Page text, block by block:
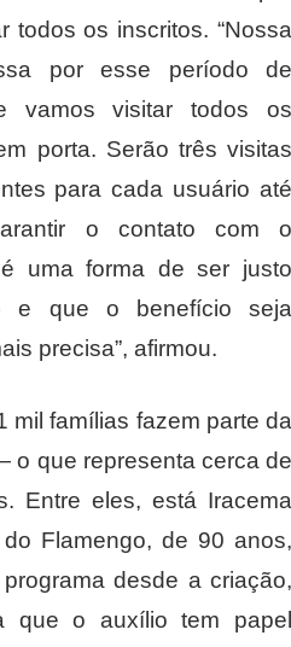
todos os inscritos. “Nossa
por esse período de
vamos visitar todos os
porta. Serão três visitas
para cada usuário até
o contato com o
uma forma de ser justo
e que o benefício seja
precisa”, afirmou.
mil famílias fazem parte da
o que representa cerca de
Entre eles, está Iracema
Flamengo, de 90 anos,
desde a criação,
que o auxílio tem papel